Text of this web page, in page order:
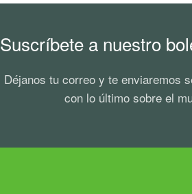
Suscríbete a nuestro
Déjanos tu correo y te enviaremos
con lo último sobre el